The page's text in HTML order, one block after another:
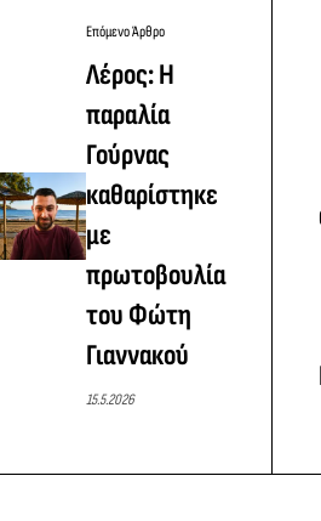
Επόμενο Άρθρο
Λέρος: Η
παραλία
Γούρνας
καθαρίστηκε
με
πρωτοβουλία
του Φώτη
Γιαννακού
15.5.2026